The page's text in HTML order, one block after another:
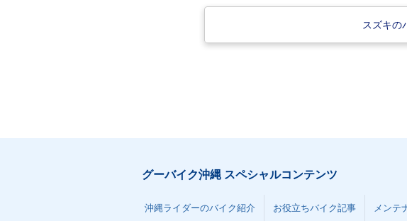
スズキの
グーバイク沖縄 スペシャルコンテンツ
沖縄ライダーのバイク紹介 お役立ちバイク記事 メンテ